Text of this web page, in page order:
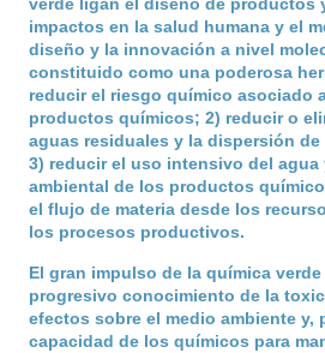
impactos en la salud humana y el
diseño y la innovación a nivel
constituido como una poderosa
reducir el riesgo químico asociado
productos químicos; 2) reducir o
aguas residuales y la dispersión
3) reducir el uso intensivo del
ambiental de los productos
el flujo de materia desde los
los procesos productivos.
El gran impulso de la química
progresivo conocimiento de la
efectos sobre el medio ambiente y,
capacidad de los químicos para